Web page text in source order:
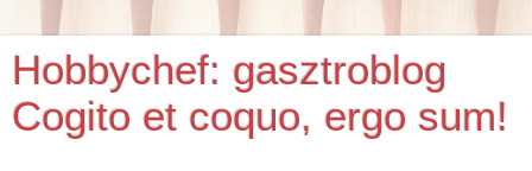
Hobbychef: gasztroblog
Cogito et coquo, ergo sum!